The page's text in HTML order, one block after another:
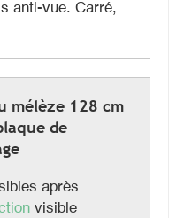
anti-vue. Carré,
mélèze 128 cm
de
après
visible